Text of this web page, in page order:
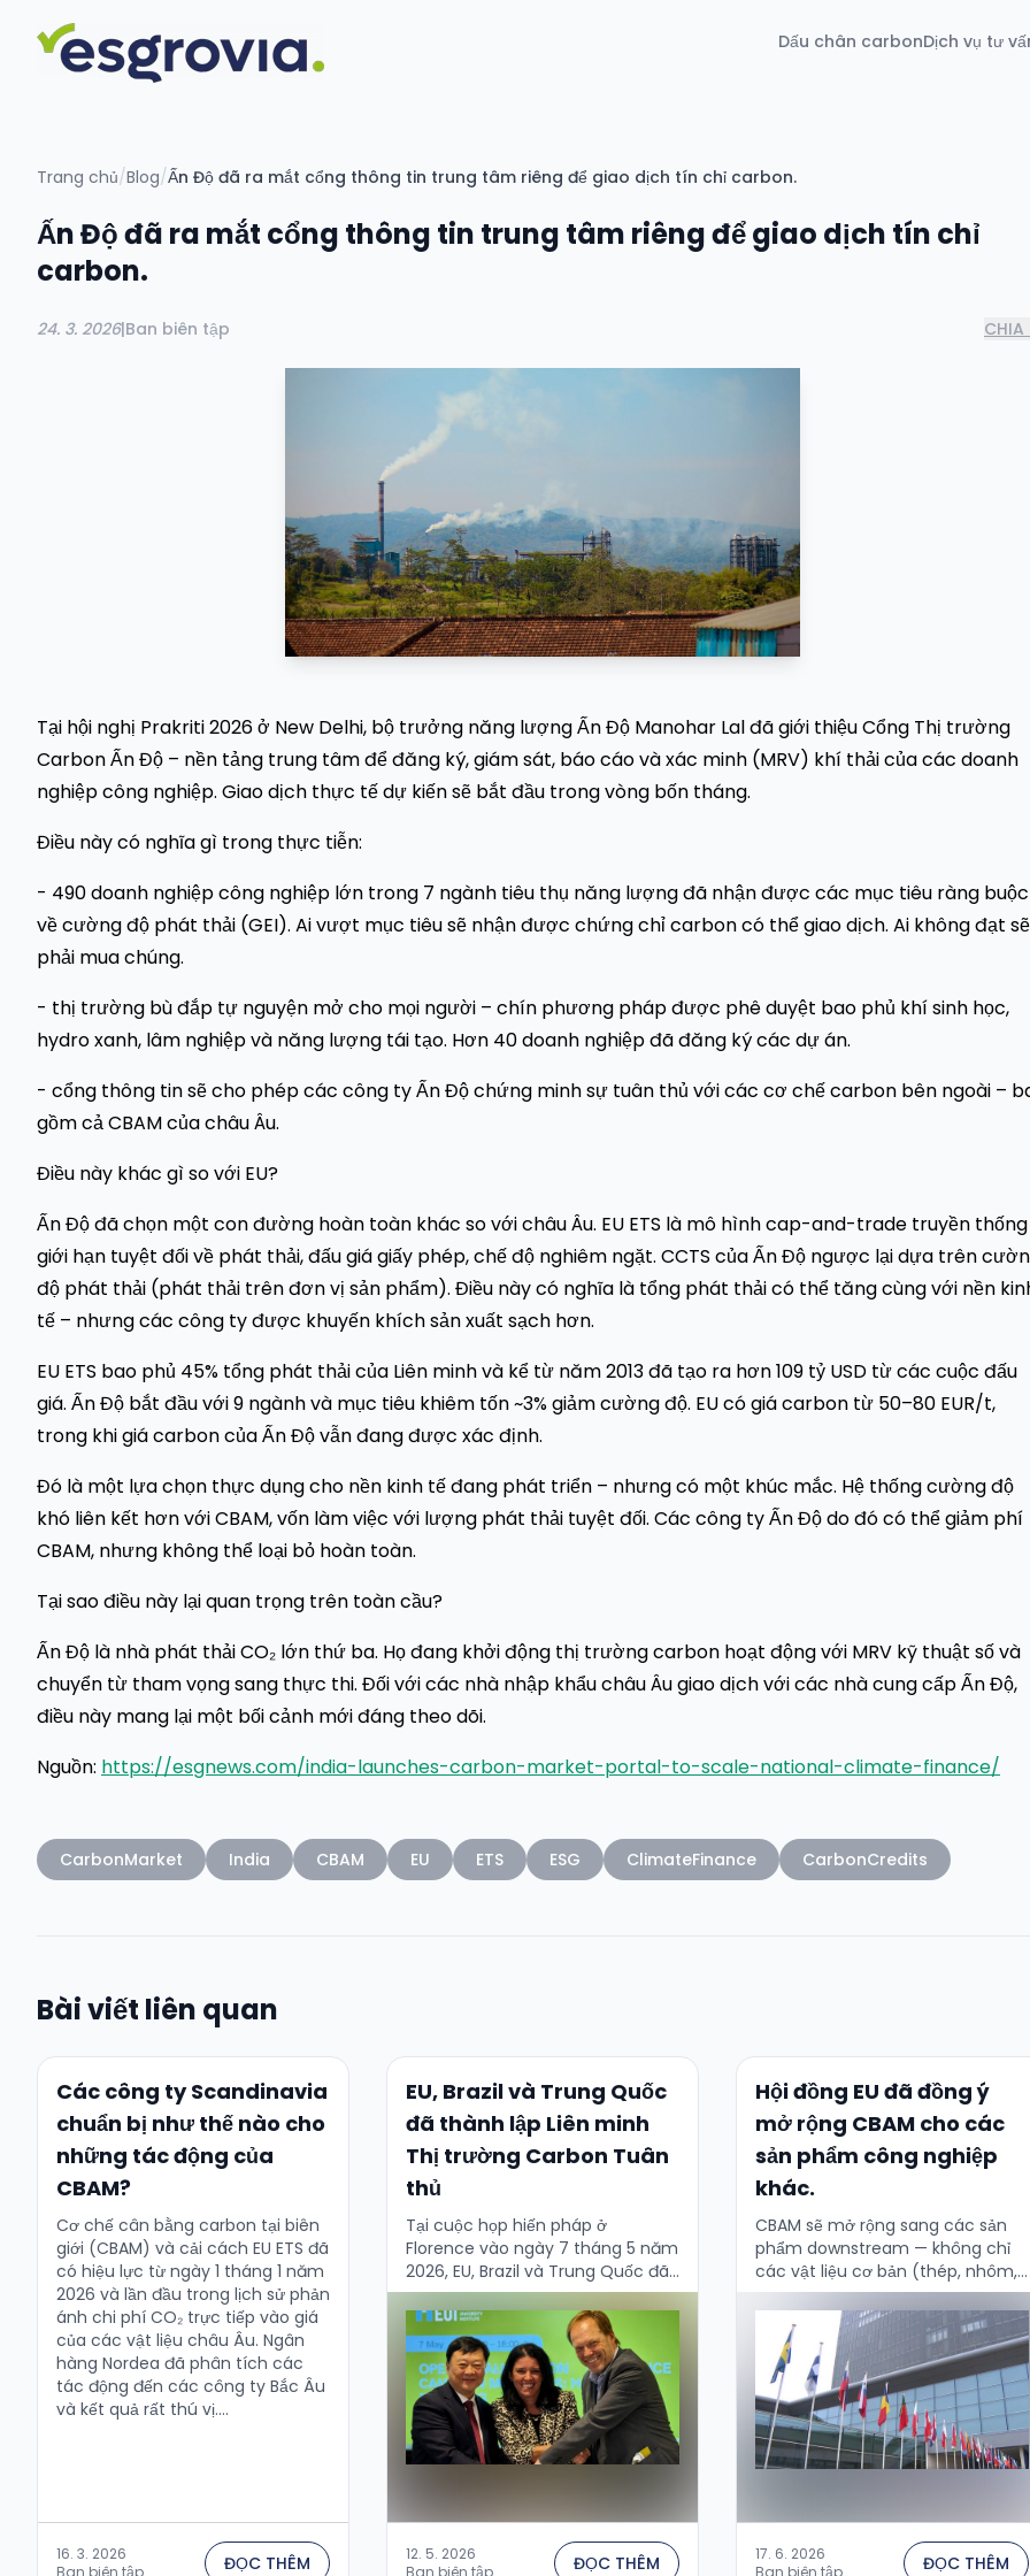
Dấu chân carbonDịch vụ tư
Trang chủ/Blog/Ấn Độ đã ra mắt cổng thông tin trung tâm riêng để giao dịch tín chỉ carbon.
Ấn Độ đã ra mắt cổng thông tin trung tâm riêng để giao dịch tín chỉ
carbon.
24. 3. 2026|Ban biên tập CHIA
Tại hội nghị Prakriti 2026 ở New Delhi, bộ trưởng năng lượng Ấn Độ Manohar Lal đã giới thiệu Cổng Thị trường
Carbon Ấn Độ – nền tảng trung tâm để đăng ký, giám sát, báo cáo và xác minh (MRV) khí thải của các doanh
nghiệp công nghiệp. Giao dịch thực tế dự kiến sẽ bắt đầu trong vòng bốn tháng.
Điều này có nghĩa gì trong thực tiễn:
- 490 doanh nghiệp công nghiệp lớn trong 7 ngành tiêu thụ năng lượng đã nhận được các mục tiêu ràng buộc
về cường độ phát thải (GEI). Ai vượt mục tiêu sẽ nhận được chứng chỉ carbon có thể giao dịch. Ai không đạt sẽ
phải mua chúng.
- thị trường bù đắp tự nguyện mở cho mọi người – chín phương pháp được phê duyệt bao phủ khí sinh học,
hydro xanh, lâm nghiệp và năng lượng tái tạo. Hơn 40 doanh nghiệp đã đăng ký các dự án.
- cổng thông tin sẽ cho phép các công ty Ấn Độ chứng minh sự tuân thủ với các cơ chế carbon bên ngoài –
gồm cả CBAM của châu Âu.
Điều này khác gì so với EU?
Ấn Độ đã chọn một con đường hoàn toàn khác so với châu Âu. EU ETS là mô hình cap-and-trade truyền
giới hạn tuyệt đối về phát thải, đấu giá giấy phép, chế độ nghiêm ngặt. CCTS của Ấn Độ ngược lại dựa trên
độ phát thải (phát thải trên đơn vị sản phẩm). Điều này có nghĩa là tổng phát thải có thể tăng cùng với nền
tế – nhưng các công ty được khuyến khích sản xuất sạch hơn.
EU ETS bao phủ 45% tổng phát thải của Liên minh và kể từ năm 2013 đã tạo ra hơn 109 tỷ USD từ các cuộc đấu
giá. Ấn Độ bắt đầu với 9 ngành và mục tiêu khiêm tốn ~3% giảm cường độ. EU có giá carbon từ 50–80 EUR/t,
trong khi giá carbon của Ấn Độ vẫn đang được xác định.
Đó là một lựa chọn thực dụng cho nền kinh tế đang phát triển – nhưng có một khúc mắc. Hệ thống cường độ
khó liên kết hơn với CBAM, vốn làm việc với lượng phát thải tuyệt đối. Các công ty Ấn Độ do đó có thể giảm phí
CBAM, nhưng không thể loại bỏ hoàn toàn.
Tại sao điều này lại quan trọng trên toàn cầu?
Ấn Độ là nhà phát thải CO₂ lớn thứ ba. Họ đang khởi động thị trường carbon hoạt động với MRV kỹ thuật số và
chuyển từ tham vọng sang thực thi. Đối với các nhà nhập khẩu châu Âu giao dịch với các nhà cung cấp Ấn Độ,
điều này mang lại một bối cảnh mới đáng theo dõi.
Nguồn: https://esgnews.com/india-launches-carbon-market-portal-to-scale-national-climate-finance/
CarbonMarket India CBAM EU ETS ESG ClimateFinance CarbonCredits
Bài viết liên quan
Các công ty Scandinavia
chuẩn bị như thế nào cho
những tác động của
CBAM?
Cơ chế cân bằng carbon tại biên
giới (CBAM) và cải cách EU ETS đã
có hiệu lực từ ngày 1 tháng 1 năm
2026 và lần đầu trong lịch sử phản
ánh chi phí CO₂ trực tiếp vào giá
của các vật liệu châu Âu. Ngân
hàng Nordea đã phân tích các
tác động đến các công ty Bắc Âu
và kết quả rất thú vị....
16. 3. 2026
ĐỌC THÊM
EU, Brazil và Trung Quốc
đã thành lập Liên minh
Thị trường Carbon Tuân
thủ
Tại cuộc họp hiến pháp ở
Florence vào ngày 7 tháng 5 năm
2026, EU, Brazil và Trung Quốc đã
chính thức khởi động Liên minh
Mở về Thị trường …
12. 5. 2026
ĐỌC THÊM
Hội đồng EU đã đồng ý
mở rộng CBAM cho các
sản phẩm công nghiệp
khác.
CBAM sẽ mở rộng sang các sản
phẩm downstream — không chỉ
các vật liệu cơ bản (thép, nhôm,
xi măng, điện), mà còn các sản
phẩm có tỷ lệ …
17. 6. 2026
ĐỌC THÊM